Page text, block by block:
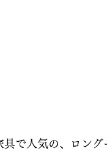
具で人気の、ロング